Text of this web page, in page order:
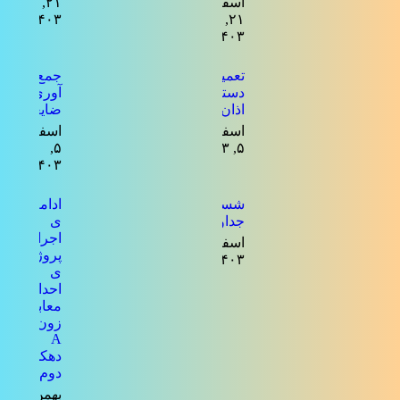
۲۱,
۱۴۰۳
۱۴۰۳
تعمیرات
دستگاه
اذان گو
اسفند
۵, ۱۴۰۳
جمع
آوری
ضایعات
اسفند
۵,
۱۴۰۳
شستشوی
جداول
۱۴۰۳
ادامه
ی
اجرای
پروژه
ی
احداث
معابر
زون
A
دهکده
دوم
بهمن